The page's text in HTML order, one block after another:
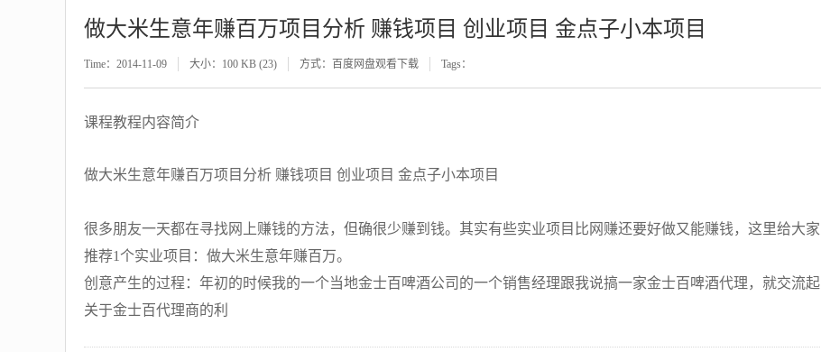
做大米生意年赚百万项目分析 赚钱项目 创业项目 金点子小本项目
Time：2014-11-09 大小：100 KB (23) 方式：百度网盘观看下载 Tags：
课程教程内容简介
做大米生意年赚百万项目分析 赚钱项目 创业项目 金点子小本项目
很多朋友一天都在寻找网上赚钱的方法，但确很少赚到钱。其实有些实业项目比网赚还要好做又能赚钱，这里给大家
推荐1个实业项目：做大米生意年赚百万。
创意产生的过程：年初的时候我的一个当地金士百啤酒公司的一个销售经理跟我说搞一家金士百啤酒代理，就交流起
关于金士百代理商的利